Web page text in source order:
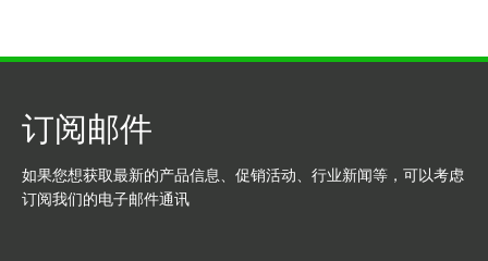
订阅邮件
如果您想获取最新的产品信息、促销活动、行业新闻等，可以考虑
订阅我们的电子邮件通讯